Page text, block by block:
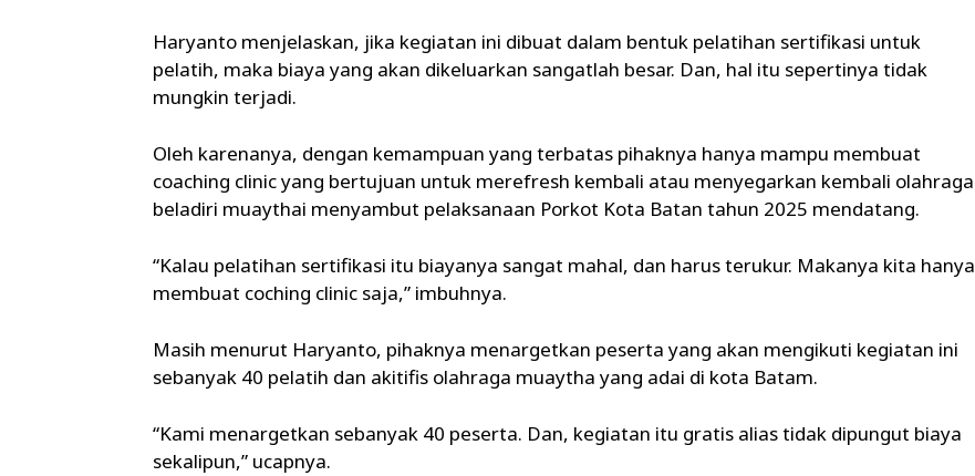
Haryanto menjelaskan, jika kegiatan ini dibuat dalam bentuk pelatihan sertifikasi untuk
pelatih, maka biaya yang akan dikeluarkan sangatlah besar. Dan, hal itu sepertinya tidak
mungkin terjadi.
Oleh karenanya, dengan kemampuan yang terbatas pihaknya hanya mampu membuat
coaching clinic yang bertujuan untuk merefresh kembali atau menyegarkan kembali olahraga
beladiri muaythai menyambut pelaksanaan Porkot Kota Batan tahun 2025 mendatang.
“Kalau pelatihan sertifikasi itu biayanya sangat mahal, dan harus terukur. Makanya kita hanya
membuat coching clinic saja,” imbuhnya.
Masih menurut Haryanto, pihaknya menargetkan peserta yang akan mengikuti kegiatan ini
sebanyak 40 pelatih dan akitifis olahraga muaytha yang adai di kota Batam.
“Kami menargetkan sebanyak 40 peserta. Dan, kegiatan itu gratis alias tidak dipungut biaya
sekalipun,” ucapnya.